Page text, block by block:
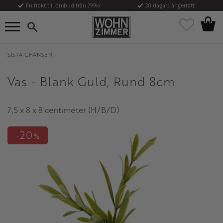
Meny
Fri frakt till ombud från 799kr 30 dagars ångerrätt
Favoriter
SISTA CHANSEN
Vas - Blank Guld, Rund 8cm
7,5 x 8 x 8 centimeter (H/B/D)
20%